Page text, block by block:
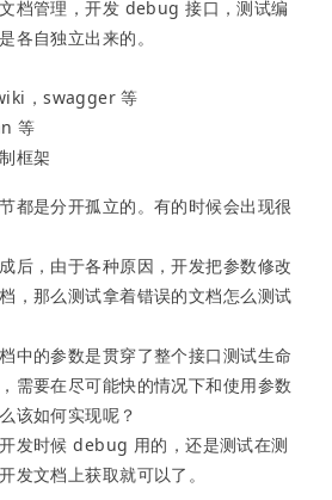
档管理，开发 debug 接口，测试编
各自独立出来的。
，swagger 等
等
框架
都是分开孤立的。有的时候会出现很
后，由于各种原因，开发把参数修改
，那么测试拿着错误的文档怎么测试
中的参数是贯穿了整个接口测试生命
需要在尽可能快的情况下和使用参数
该如何实现呢？
发时候 debug 用的，还是测试在测
发文档上获取就可以了。